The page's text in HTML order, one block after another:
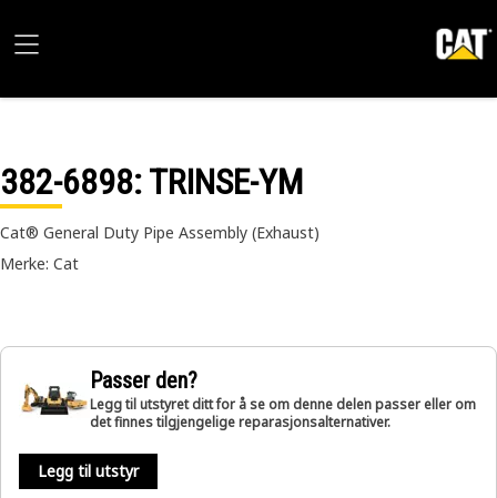
382-6898: TRINSE-YM
Cat® General Duty Pipe Assembly (Exhaust)
Merke: Cat
Passer den?
Legg til utstyret ditt for å se om denne delen passer eller om
det finnes tilgjengelige reparasjonsalternativer.
Legg til utstyr